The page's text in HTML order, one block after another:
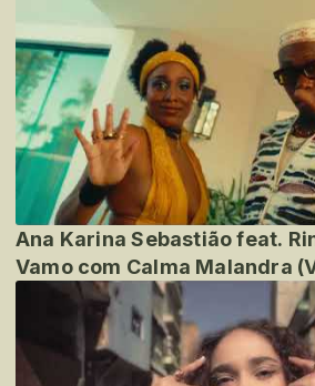
Ana Karina Sebastião feat.
Vamo com Calma Malandra